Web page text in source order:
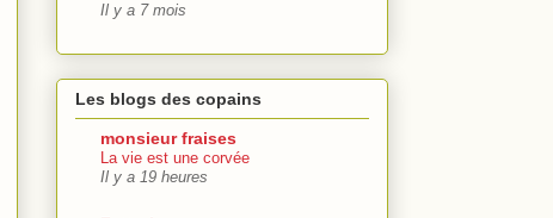
Il y a 7 mois
Les blogs des copains
monsieur fraises
La vie est une corvée
Il y a 19 heures